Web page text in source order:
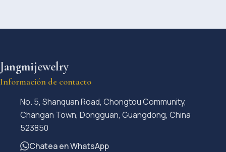
Jangmijewelry
Información de contacto
No. 5, Shanquan Road, Chongtou Community,
Changan Town, Dongguan, Guangdong, China
523850
Chatea en WhatsApp